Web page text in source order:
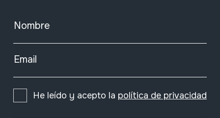
Nombre
Email
He leído y acepto la política de privacidad